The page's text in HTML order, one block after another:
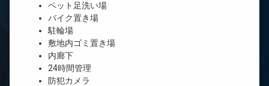
ペット足洗い場
バイク置き場
駐輪場
敷地内ゴミ置き場
内廊下
24時間管理
防犯カメラ